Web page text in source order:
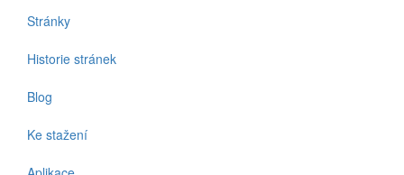
Stránky
Historie stránek
Blog
Ke stažení